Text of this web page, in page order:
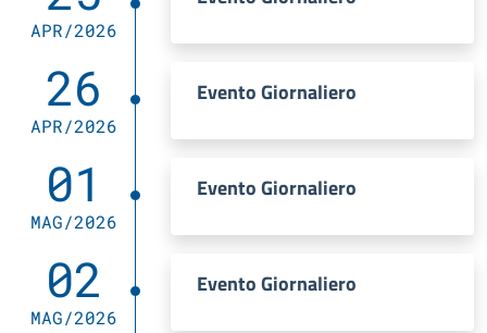
APR/2026
26
APR/2026
Evento Giornaliero
01
MAG/2026
Evento Giornaliero
02
MAG/2026
Evento Giornaliero